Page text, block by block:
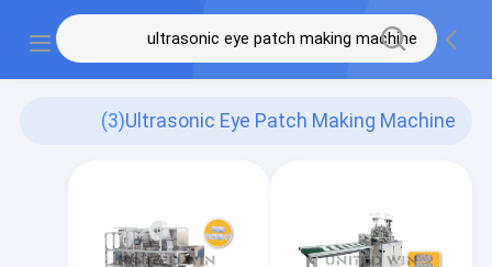
Ultrasonic Eye Patch Making Machine
(3)